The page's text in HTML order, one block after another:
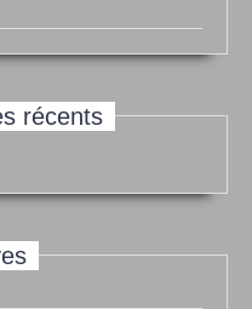
« Barleywine »
récents